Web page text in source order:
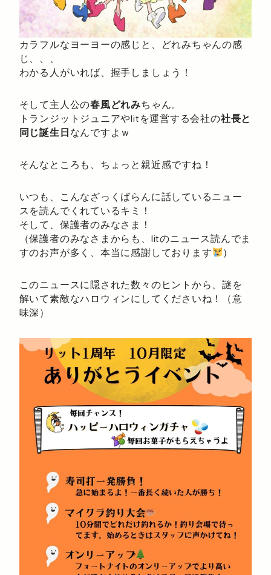
カラフルなヨーヨーの感じと、どれみちゃんの感
じ、、、
わかる人がいれば、握手しましょう！
そして主人公の春風どれみちゃん。
トランジットジュニアやlitを運営する会社の社長と
同じ誕生日 なんですよｗ
そんなところも、ちょっと親近感ですね！
いつも、こんなざっくばらんに話しているニュー
スを読んでくれているキミ！
そして、保護者のみなさま！
（保護者のみなさまからも、litのニュース読んでま
すのお声が多く、本当に感謝しております
）
このニュースに隠された数々のヒントから、謎を
解いて素敵なハロウィンにしてくださいね！（意
味深）